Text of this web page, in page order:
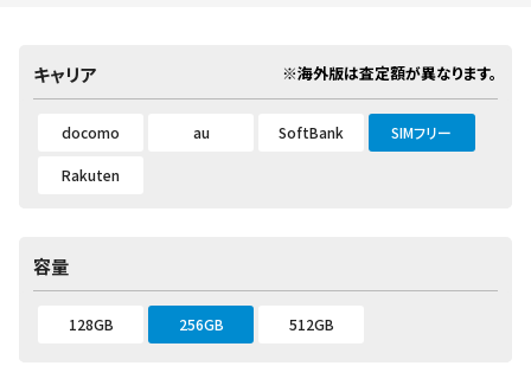
キャリア ※海外版は査定額が異なります。
docomo au SoftBank SIMフリー
Rakuten
容量
128GB 256GB 512GB